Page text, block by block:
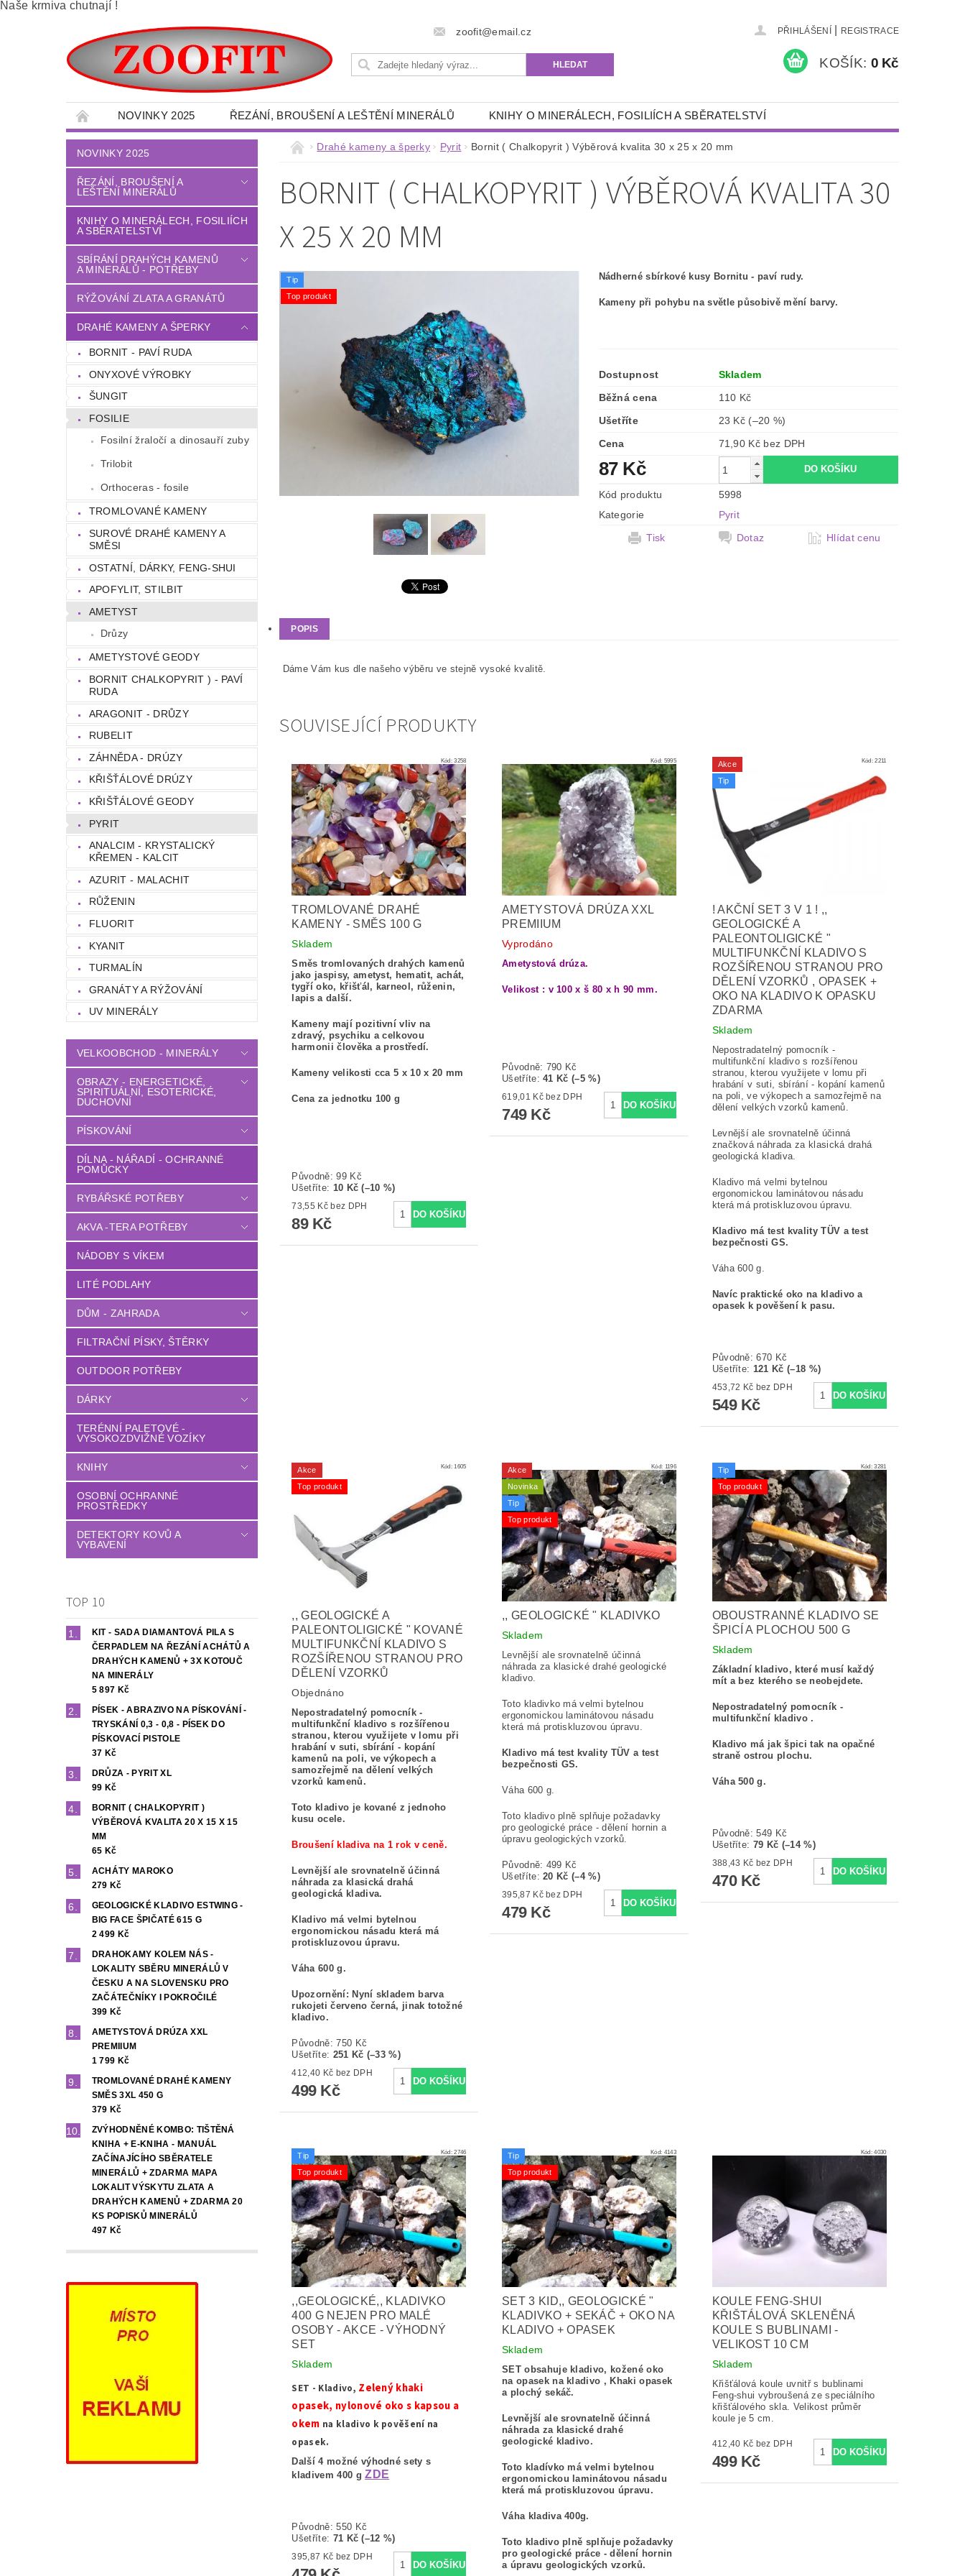
Naše krmiva chutnají !
zoofit@email.cz PŘIHLÁŠENÍ REGISTRACE
KOŠÍK: 0 Kč
NOVINKY 2025 ŘEZÁNÍ, BROUŠENÍ A LEŠTĚNÍ MINERÁLŮ KNIHY O MINERÁLECH, FOSILIÍCH A SBĚRATELSTVÍ
SBÍRÁNÍ DRAHÝCH KAMENŮ A MINERÁLŮ - POTŘEBY RÝŽOVÁNÍ ZLATA A GRANÁTŮ DRAHÉ KAMENY A ŠPERKY
VELKOOBCHOD - MINERÁLY
DÍLNA - NÁŘADÍ - OCHRANNÉ POMŮCKY RYBÁŘSKÉ POTŘEBY AKVA -TERA POTŘEBY NÁDOBY S VÍKEM
LITÉ PODLAHY DŮM - ZAHRADA
TERÉNNÍ PALETOVÉ - VYSOKOZDVIŽNÉ VOZÍKY KNIHY
OBCHODNÍ PODMÍNKY NAPIŠTE NÁM KONTAKTY
NOVINKY 2025
ŘEZÁNÍ, BROUŠENÍ A
LEŠTĚNÍ MINERÁLŮ
KNIHY O MINERÁLECH, FOSILIÍCH
A SBĚRATELSTVÍ
SBÍRÁNÍ DRAHÝCH KAMENŮ
A MINERÁLŮ - POTŘEBY
RÝŽOVÁNÍ ZLATA A GRANÁTŮ
DRAHÉ KAMENY A ŠPERKY
BORNIT - PAVÍ RUDA
ONYXOVÉ VÝROBKY
ŠUNGIT
FOSILIE
Fosilní žraločí a dinosauří zuby
Trilobit
Orthoceras - fosile
TROMLOVANÉ KAMENY
SUROVÉ DRAHÉ KAMENY A
SMĚSI
OSTATNÍ, DÁRKY, FENG-SHUI
APOFYLIT, STILBIT
AMETYST
Drůzy
AMETYSTOVÉ GEODY
BORNIT CHALKOPYRIT ) - PAVÍ
RUDA
ARAGONIT - DRŮZY
RUBELIT
ZÁHNĚDA - DRÚZY
KŘIŠŤÁLOVÉ DRÚZY
KŘIŠŤÁLOVÉ GEODY
PYRIT
ANALCIM - KRYSTALICKÝ
KŘEMEN - KALCIT
AZURIT - MALACHIT
RŮŽENIN
FLUORIT
KYANIT
TURMALÍN
GRANÁTY A RÝŽOVÁNÍ
UV MINERÁLY
VELKOOBCHOD - MINERÁLY
OBRAZY - ENERGETICKÉ,
SPIRITUÁLNÍ, ESOTERICKÉ,
DUCHOVNÍ
PÍSKOVÁNÍ
DÍLNA - NÁŘADÍ - OCHRANNÉ
POMŮCKY
RYBÁŘSKÉ POTŘEBY
AKVA -TERA POTŘEBY
NÁDOBY S VÍKEM
LITÉ PODLAHY
DŮM - ZAHRADA
FILTRAČNÍ PÍSKY, ŠTĚRKY
OUTDOOR POTŘEBY
DÁRKY
TERÉNNÍ PALETOVÉ -
VYSOKOZDVIŽNÉ VOZÍKY
KNIHY
OSOBNÍ OCHRANNÉ
PROSTŘEDKY
DETEKTORY KOVŮ A
VYBAVENÍ
TOP 10
KIT - SADA DIAMANTOVÁ PILA S
ČERPADLEM NA ŘEZÁNÍ ACHÁTŮ A
DRAHÝCH KAMENŮ + 3X KOTOUČ
NA MINERÁLY
5 897 Kč
PÍSEK - ABRAZIVO NA PÍSKOVÁNÍ -
TRYSKÁNÍ 0,3 - 0,8 - PÍSEK DO
PÍSKOVACÍ PISTOLE
37 Kč
DRŮZA - PYRIT XL
99 Kč
BORNIT ( CHALKOPYRIT )
VÝBĚROVÁ KVALITA 20 X 15 X 15
MM
65 Kč
ACHÁTY MAROKO
279 Kč
GEOLOGICKÉ KLADIVO ESTWING -
BIG FACE ŠPIČATÉ 615 G
2 499 Kč
DRAHOKAMY KOLEM NÁS -
LOKALITY SBĚRU MINERÁLŮ V
ČESKU A NA SLOVENSKU PRO
ZAČÁTEČNÍKY I POKROČILÉ
399 Kč
AMETYSTOVÁ DRÚZA XXL
PREMIIUM
1 799 Kč
TROMLOVANÉ DRAHÉ KAMENY
SMĚS 3XL 450 G
379 Kč
ZVÝHODNĚNÉ KOMBO: TIŠTĚNÁ
KNIHA + E-KNIHA - MANUÁL
ZAČÍNAJÍCÍHO SBĚRATELE
MINERÁLŮ + ZDARMA MAPA
LOKALIT VÝSKYTU ZLATA A
DRAHÝCH KAMENŮ + ZDARMA 20
KS POPISKŮ MINERÁLŮ
497 Kč
Drahé kameny a šperky Pyrit Bornit ( Chalkopyrit ) Výběrová kvalita 30 x 25 x 20 mm
BORNIT ( CHALKOPYRIT ) VÝBĚROVÁ KVALITA 30
X 25 X 20 MM
Tip
Top produkt
Nádherné sbírkové kusy Bornitu - paví rudy.
Kameny při pohybu na světle působivě mění barvy.
Dostupnost
Skladem
Běžná cena
110 Kč
Ušetříte
23 Kč (–20 %)
Cena
71,90 Kč bez DPH
87 Kč
Kód produktu
5998
Kategorie
Pyrit
Tisk
Dotaz Hlídat cenu
POPIS
Dáme Vám kus dle našeho výběru ve stejně vysoké kvalitě.
SOUVISEJÍCÍ PRODUKTY
Kód:3258
TROMLOVANÉ DRAHÉ
KAMENY - SMĚS 100 G
Skladem
Směs tromlovaných drahých kamenů
jako jaspisy, ametyst, hematit, achát,
tygří oko, křišťál, karneol, růženin,
lapis a další.
Kameny mají pozitivní vliv na
zdravý, psychiku a celkovou
harmonii člověka a prostředí.
Kameny velikosti cca 5 x 10 x 20 mm
Cena za jednotku 100 g
Původně:99 Kč
Ušetříte: 10 Kč (–10 %)
73,55 Kč bez DPH
89 Kč
Kód: 5995
AMETYSTOVÁ DRÚZA XXL
PREMIIUM
Vyprodáno
Ametystová drúza.
Velikost : v 100 x š 80 x h 90 mm.
Původně: 790 Kč
Ušetříte:41 Kč (–5 %)
619,01 Kč bez DPH
749 Kč
Akce
Tip
Kód:2211
! AKČNÍ SET 3 V 1 ! ,,
GEOLOGICKÉ A
PALEONTOLIGICKÉ "
MULTIFUNKČNÍ KLADIVO S
ROZŠÍŘENOU STRANOU PRO
DĚLENÍ VZORKŮ , OPASEK +
OKO NA KLADIVO K OPASKU
ZDARMA
Skladem
Nepostradatelný pomocník -
multifunkční kladivo s rozšířenou
stranou, kterou využijete v lomu při
hrabání v suti, sbírání - kopání kamenů
na poli, ve výkopech a samozřejmě na
dělení velkých vzorků kamenů.
Levnější ale srovnatelně účinná
značková náhrada za klasická drahá
geologická kladiva.
Kladivo má velmi bytelnou
ergonomickou laminátovou násadu
která má protiskluzovou úpravu.
Kladivo má test kvality TÜV a test
bezpečnosti GS.
Váha 600 g.
Navíc praktické oko na kladivo a
opasek k pověšení k pasu.
Původně:670 Kč
Ušetříte: 121 Kč (–18 %)
453,72 Kč bez DPH
549 Kč
Akce
Top produkt
Kód:1605
,, GEOLOGICKÉ A
PALEONTOLIGICKÉ " KOVANÉ
MULTIFUNKČNÍ KLADIVO S
ROZŠÍŘENOU STRANOU PRO
DĚLENÍ VZORKŮ
Objednáno
Nepostradatelný pomocník -
multifunkční kladivo s rozšířenou
stranou, kterou využijete v lomu při
hrabání v suti, sbírání - kopání
kamenů na poli, ve výkopech a
samozřejmě na dělení velkých
vzorků kamenů.
Toto kladivo je kované z jednoho
kusu ocele.
Broušení kladiva na 1 rok v ceně.
Levnější ale srovnatelně účinná
náhrada za klasická drahá
geologická kladiva.
Kladivo má velmi bytelnou
ergonomickou násadu která má
protiskluzovou úpravu.
Váha 600 g.
Upozornění: Nyní skladem barva
rukojeti červeno černá, jinak totožné
kladivo.
Původně:750 Kč
Ušetříte: 251 Kč (–33 %)
412,40 Kč bez DPH
499 Kč
Akce
Novinka
Tip
Top produkt
Kód: 1196
,, GEOLOGICKÉ " KLADIVKO
Skladem
Levnější ale srovnatelně účinná
náhrada za klasické drahé geologické
kladivo.
Toto kladivko má velmi bytelnou
ergonomickou laminátovou násadu
která má protiskluzovou úpravu.
Kladivo má test kvality TÜV a test
bezpečnosti GS.
Váha 600 g.
Toto kladivo plně splňuje požadavky
pro geologické práce - dělení hornin a
úpravu geologických vzorků.
Původně: 499 Kč
Ušetříte:20 Kč (–4 %)
395,87 Kč bez DPH
479 Kč
Tip
Top produkt
Kód:3281
OBOUSTRANNÉ KLADIVO SE
ŠPICÍ A PLOCHOU 500 G
Skladem
Základní kladivo, které musí každý
mít a bez kterého se neobejdete.
Nepostradatelný pomocník -
multifunkční kladivo .
Kladivo má jak špici tak na opačné
straně ostrou plochu.
Váha 500 g.
Původně:549 Kč
Ušetříte: 79 Kč (–14 %)
388,43 Kč bez DPH
470 Kč
Tip
Top produkt
Kód:2746
,,GEOLOGICKÉ,, KLADIVKO
400 G NEJEN PRO MALÉ
OSOBY - AKCE - VÝHODNÝ
SET
Skladem
SET - Kladivo, Zelený khaki
opasek, nylonové oko s kapsou a
okem na kladivo k pověšení na
opasek.
Další 4 možné výhodné sety s
kladivem 400 gZDE
Původně:550 Kč
Ušetříte: 71 Kč (–12 %)
395,87 Kč bez DPH
Tip
Top produkt
Kód: 4143
SET 3 KID,, GEOLOGICKÉ "
KLADIVKO + SEKÁČ + OKO NA
KLADIVO + OPASEK
Skladem
SET obsahuje kladivo, kožené oko
na opasek na kladivo , Khaki opasek
a plochý sekáč.
Levnější ale srovnatelně účinná
náhrada za klasické drahé
geologické kladivo.
Toto kladívko má velmi bytelnou
ergonomickou laminátovou násadu
která má protiskluzovou úpravu.
Váha kladiva 400g.
Toto kladivo plně splňuje požadavky
pro geologické práce - dělení hornin
a úpravu geologických vzorků.
Kód:4030
KOULE FENG-SHUI
KŘIŠTÁLOVÁ SKLENĚNÁ
KOULE S BUBLINAMI -
VELIKOST 10 CM
Skladem
Křišťálová koule uvnitř s bublinami
Feng-shui vybroušená ze speciálního
křišťálového skla. Velikost průměr
koule je 5 cm.
412,40 Kč bez DPH
499 Kč